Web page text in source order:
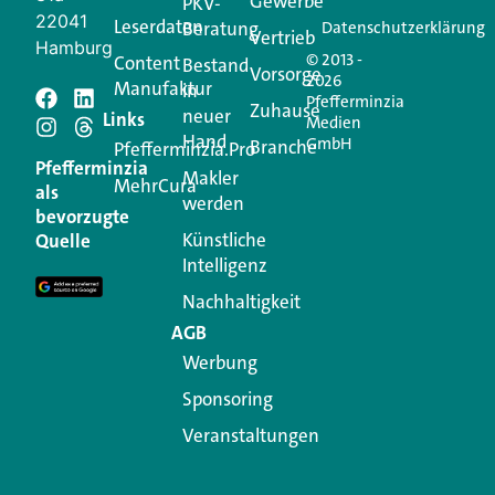
Schreiben Sie einen
Kommentar
Ihre E-Mail-Adresse wird nicht veröffentlicht.
Erforderliche Felder sind mit
Kommentar
22041
Hamburg
Pfefferminzia
als
bevorzugte
Quelle
Leserdaten
Content
Manufaktur
Links
Pfefferminzia.Pro
MehrCura
Beratung
Bestand
in
neuer
Hand
Makler
werden
Künstliche
Intelligenz
Nachhaltigkeit
AGB
Werbung
Sponsoring
Veranstaltungen
Vertrieb
Vorsorge
Zuhause
Branche
© 2013 -
2026
Pfefferminzia
Medien
GmbH
Datenschutzerklärung